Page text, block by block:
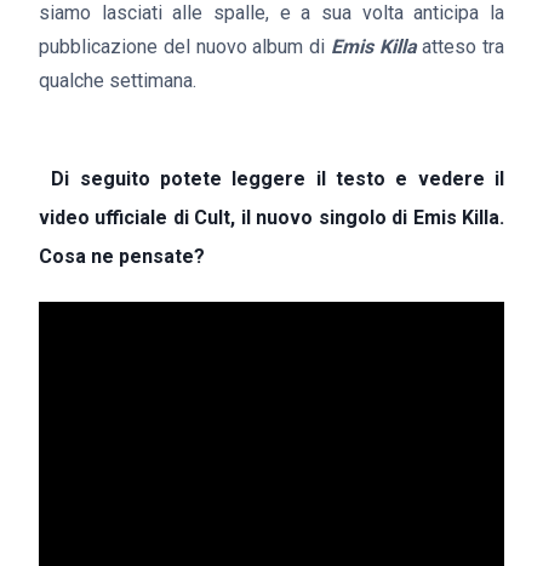
siamo lasciati alle spalle, e a sua volta anticipa la
pubblicazione del nuovo album di Emis Killa atteso tra
qualche settimana.
Di seguito potete leggere il testo e vedere il
video ufficiale di Cult, il nuovo singolo di Emis Killa.
Cosa ne pensate?